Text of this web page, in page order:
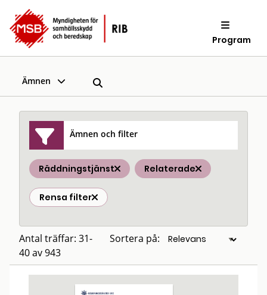
Program
Ämnen
Ämnen och filter
Räddningstjänst Relaterade
Rensa filter
Antal träffar: 31-
40 av 943
Sortera på: